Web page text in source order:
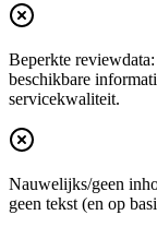
Beperkte
beschikbare
servicekwaliteit.
Nauwelijks/geen
geen tekst (en op